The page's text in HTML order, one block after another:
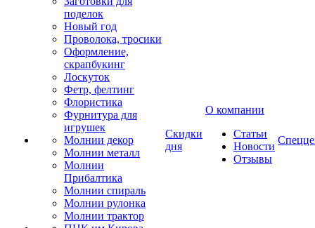
поделок
Новый год
Проволока, тросики
Оформление,
скрапбукинг
Лоскуток
Фетр, фелтинг
Флористика
Фурнитура для
игрушек
Молнии декор
Молнии металл
Молнии
Прибалтика
Молнии спираль
Молнии рулонка
Молнии трактор
Скидки
дня
О компании
Статьи
Новости
Отзывы